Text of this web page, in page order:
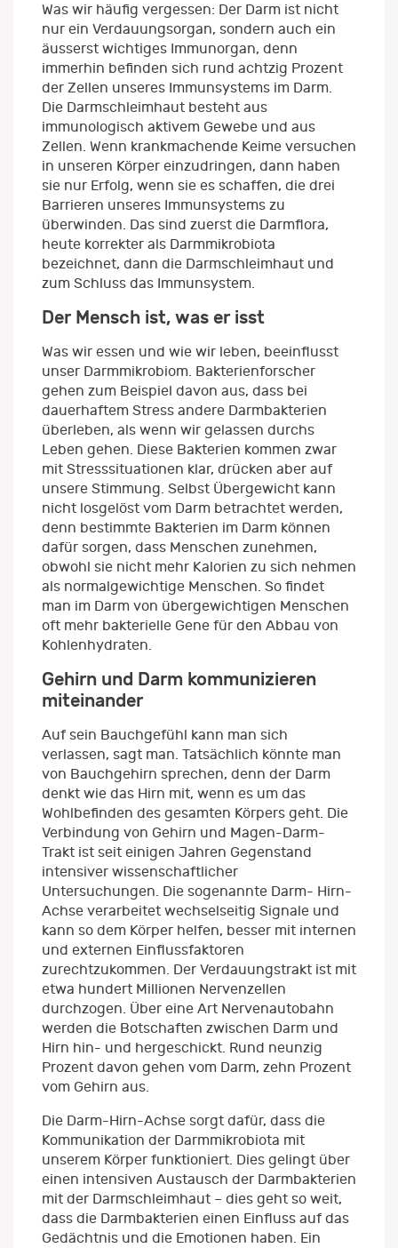
Was wir häufig vergessen: Der Darm ist nicht
nur ein Verdauungsorgan, sondern auch ein
äusserst wichtiges Immunorgan, denn
immerhin befinden sich rund achtzig Prozent
der Zellen unseres Immunsystems im Darm.
Die Darmschleimhaut besteht aus
immunologisch aktivem Gewebe und aus
Zellen. Wenn krankmachende Keime versuchen
in unseren Körper einzudringen, dann haben
sie nur Erfolg, wenn sie es schaffen, die drei
Barrieren unseres Immunsystems zu
überwinden. Das sind zuerst die Darmflora,
heute korrekter als Darmmikrobiota
bezeichnet, dann die Darmschleimhaut und
zum Schluss das Immunsystem.
Der Mensch ist, was er isst
Was wir essen und wie wir leben, beeinflusst
unser Darmmikrobiom. Bakterienforscher
gehen zum Beispiel davon aus, dass bei
dauerhaftem Stress andere Darmbakterien
überleben, als wenn wir gelassen durchs
Leben gehen. Diese Bakterien kommen zwar
mit Stresssituationen klar, drücken aber auf
unsere Stimmung. Selbst Übergewicht kann
nicht losgelöst vom Darm betrachtet werden,
denn bestimmte Bakterien im Darm können
dafür sorgen, dass Menschen zunehmen,
obwohl sie nicht mehr Kalorien zu sich nehmen
als normalgewichtige Menschen. So findet
man im Darm von übergewichtigen Menschen
oft mehr bakterielle Gene für den Abbau von
Kohlenhydraten.
Gehirn und Darm kommunizieren
miteinander
Auf sein Bauchgefühl kann man sich
verlassen, sagt man. Tatsächlich könnte man
von Bauchgehirn sprechen, denn der Darm
denkt wie das Hirn mit, wenn es um das
Wohlbefinden des gesamten Körpers geht. Die
Verbindung von Gehirn und Magen-Darm-
Trakt ist seit einigen Jahren Gegenstand
intensiver wissenschaftlicher
Untersuchungen. Die sogenannte Darm- Hirn-
Achse verarbeitet wechselseitig Signale und
kann so dem Körper helfen, besser mit internen
und externen Einflussfaktoren
zurechtzukommen. Der Verdauungstrakt ist mit
etwa hundert Millionen Nervenzellen
durchzogen. Über eine Art Nervenautobahn
werden die Botschaften zwischen Darm und
Hirn hin- und hergeschickt. Rund neunzig
Prozent davon gehen vom Darm, zehn Prozent
vom Gehirn aus.
Die Darm-Hirn-Achse sorgt dafür, dass die
Kommunikation der Darmmikrobiota mit
unserem Körper funktioniert. Dies gelingt über
einen intensiven Austausch der Darmbakterien
mit der Darmschleimhaut – dies geht so weit,
dass die Darmbakterien einen Einfluss auf das
Gedächtnis und die Emotionen haben. Ein